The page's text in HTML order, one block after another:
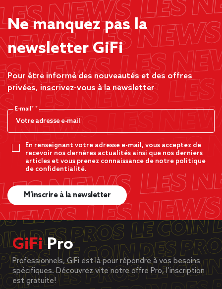
Ne manquez pas la
newsletter GiFi
Pour être informé des nouveautés et des offres
privées, inscrivez-vous à la newsletter
E-mail*
En renseignant votre adresse e-mail, vous acceptez de
recevoir nos dernères actualités ainsi que nos derniers
articles et vous prenez connaissance de notre politique
de confidentialité.
M’inscrire à la newsletter
GiFiPro
Professionnels, GiFi est là pour répondre à vos besoins
spécifiques. Découvrez vite notre offre Pro, l’inscription
est gratuite!